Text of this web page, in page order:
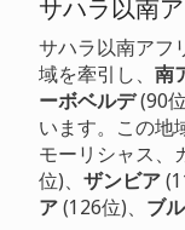
サハラ以南
サハラ以南アフ
域を牽引し、 南
ーボベルデ(90位
います。この地
モーリシャス、
位)、 ザンビア
ア(126位)、 ブ